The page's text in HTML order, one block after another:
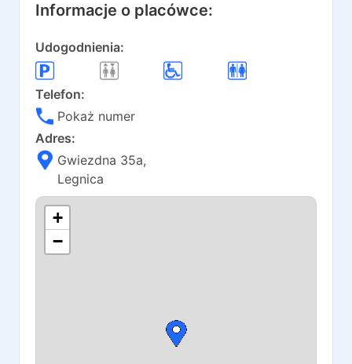
Informacje o placówce:
Udogodnienia:
Telefon:
Pokaż numer
Adres:
Gwiezdna 35a,
Legnica
+
−